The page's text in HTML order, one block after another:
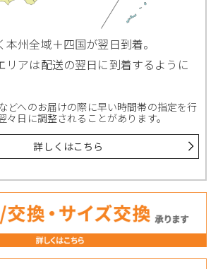
本州全域＋四国が翌日到着。
リアは配送の翌日に到着するように
どへのお届けの際に早い時間帯の指定を行
々日に調整されることがあります。
詳しくはこちら